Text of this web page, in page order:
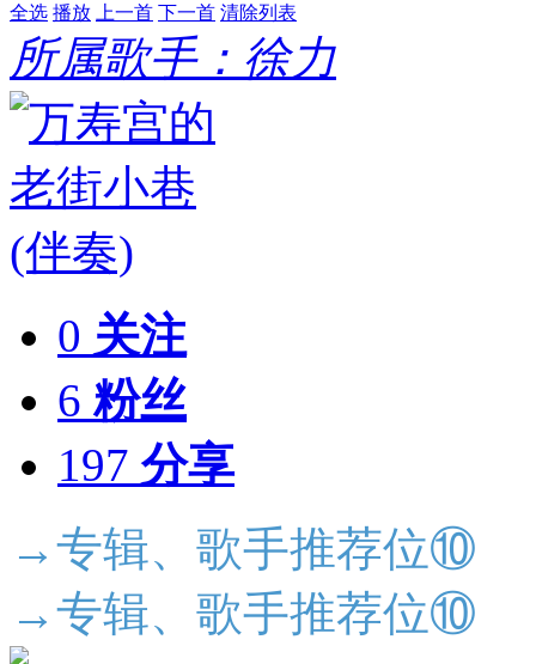
全选 播放 上一首 下一首 清除列表
所属歌手：徐力
0 关注
6 粉丝
197 分享
→专辑、歌手推荐位⑩
→专辑、歌手推荐位⑩